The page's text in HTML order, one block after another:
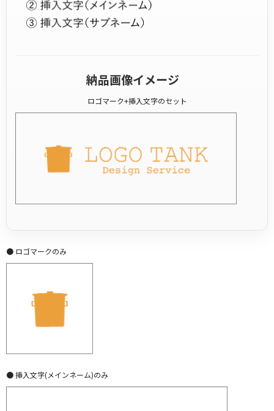
納品画像イメージ
ロゴマーク+挿入文字のセット
● ロゴマークのみ
● 挿入文字(メインネーム)のみ